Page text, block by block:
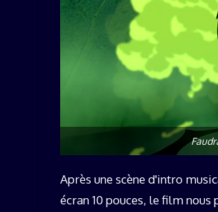
Après une scène d'intro
écran 10 pouces, le film